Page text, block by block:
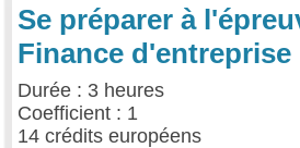
Se préparer à
Finance d'entreprise
Durée : 3 heures
Coefficient : 1
14 crédits européens